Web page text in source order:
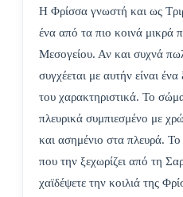
Η Φρίσσα γνωστή και ως
ένα από τα πιο κοινά μικρά
Μεσογείου. Αν και συχνά
συγχέεται με αυτήν είναι
του χαρακτηριστικά. Το
πλευρικά συμπιεσμένο με
και ασημένιο στα πλευρά.
που την ξεχωρίζει από τη
χαϊδέψετε την κοιλιά της